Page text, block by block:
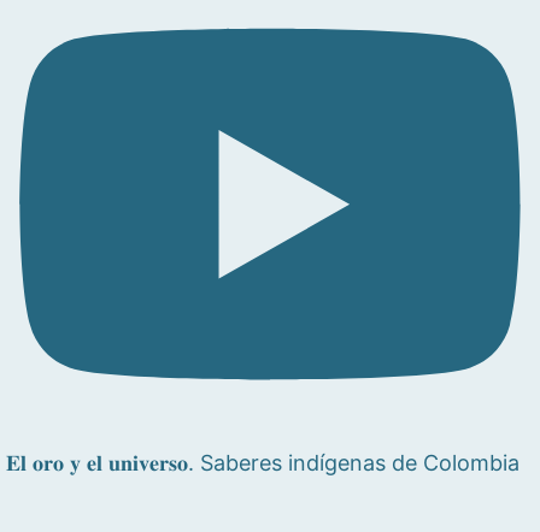
𝐄𝐥 𝐨𝐫𝐨 𝐲 𝐞𝐥 𝐮𝐧𝐢𝐯𝐞𝐫𝐬𝐨. Saberes indígenas de Colombia